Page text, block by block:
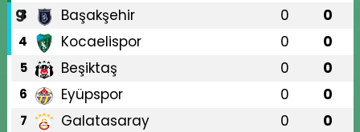
3 Başakşehir 0 0
4 Kocaelispor 0 0
5 Beşiktaş 0 0
6 Eyüpspor 0 0
7 Galatasaray 0 0